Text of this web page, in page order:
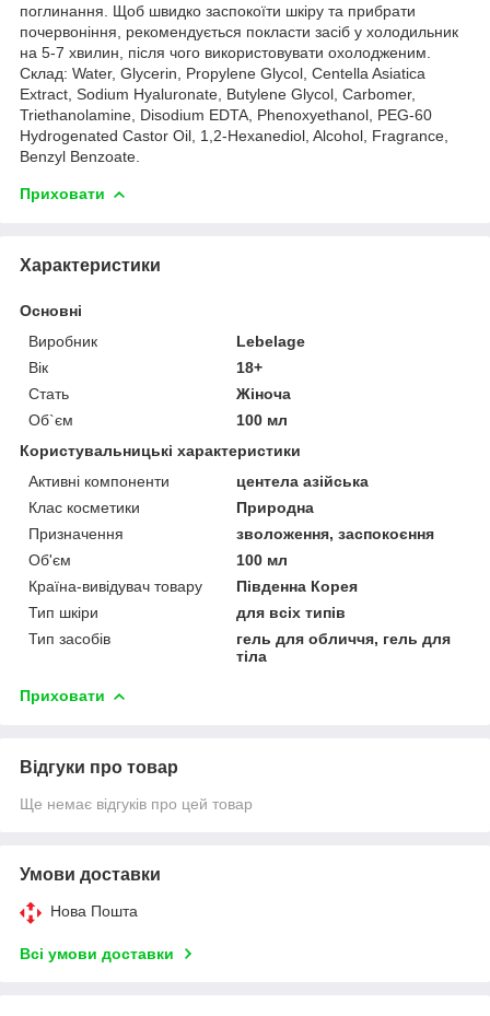
поглинання. Щоб швидко заспокоїти шкіру та прибрати
почервоніння, рекомендується покласти засіб у холодильник
на 5-7 хвилин, після чого використовувати охолодженим.
Склад: Water, Glycerin, Propylene Glycol, Centella Asiatica
Extract, Sodium Hyaluronate, Butylene Glycol, Carbomer,
Triethanolamine, Disodium EDTA, Phenoxyethanol, PEG-60
Hydrogenated Castor Oil, 1,2-Hexanediol, Alcohol, Fragrance,
Benzyl Benzoate.
Приховати
Характеристики
Основні
Виробник
Lebelage
Вік
18+
Стать
Жіноча
Об`єм
100 мл
Користувальницькі характеристики
Активні компоненти
центела азійська
Клас косметики
Природна
Призначення
зволоження, заспокоєння
Об'єм
100 мл
Країна-вивідувач товару
Південна Корея
Тип шкіри
для всіх типів
Тип засобів
гель для обличчя, гель для
тіла
Приховати
Відгуки про товар
Ще немає відгуків про цей товар
Умови доставки
Нова Пошта
Всі умови доставки